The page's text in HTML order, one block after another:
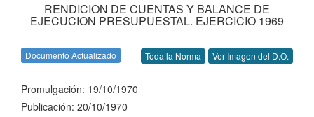
RENDICION DE CUENTAS Y BALANCE DE
EJECUCION PRESUPUESTAL. EJERCICIO 1969
Documento Actualizado Toda la Norma Ver Imagen del D.O.
Promulgación: 19/10/1970
Publicación: 20/10/1970